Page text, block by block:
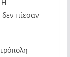
Η
πίεσαν